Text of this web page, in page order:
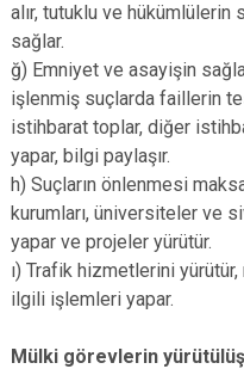
alır, tutuklu ve hükümlülerin
sağlar.
ğ) Emniyet ve asayişin
işlenmiş suçlarda faillerin
istihbarat toplar, diğer
yapar, bilgi paylaşır.
h) Suçların önlenmesi
kurumları, üniversiteler ve
yapar ve projeler yürütür.
ı) Trafik hizmetlerini
ilgili işlemleri yapar.
Mülki görevlerin